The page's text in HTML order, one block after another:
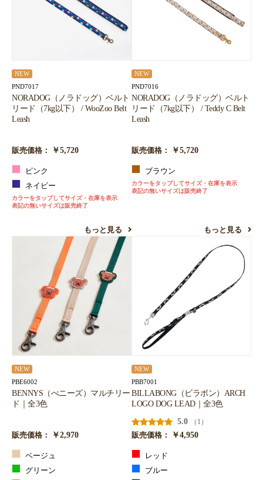
NEW
PND7017
NORADOG（ノラドッグ）ベルト
リード（7kg以下） / WooZoo Belt
Leash
販売価格： ￥5,720
ピンク
ネイビー
カラーをタップしてサイズ・在庫を表示
表記の無いサイズは販売終了
もっと見る
NEW
PND7016
NORADOG（ノラドッグ）ベルト
リード（7kg以下） / Teddy C Belt
Leash
販売価格： ￥5,720
ブラウン
カラーをタップしてサイズ・在庫を表示
表記の無いサイズは販売終了
もっと見る
NEW
PBE6002
BENNYS（べニーズ）マルチリー
ド｜全3色
販売価格： ￥2,970
ベージュ
グリーン
NEW
PBB7001
BILLABONG（ビラボン）ARCH
LOGO DOG LEAD｜全3色
5.0
（1）
販売価格：
￥4,950
レッド
ブルー